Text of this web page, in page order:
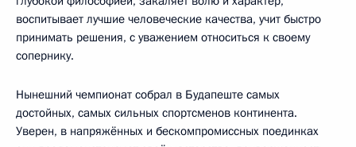
воспитывает лучшие человеческие качества, учит быстро
принимать решения, с уважением относиться к своему
сопернику.
Нынешний чемпионат собрал в Будапеште самых
достойных, самых сильных спортсменов континента.
Уверен, в напряжённых и бескомпромиссных поединках